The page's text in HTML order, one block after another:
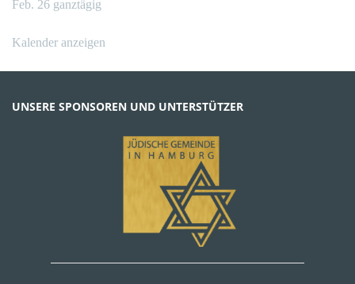
Feb. 26 ganztägig
Kalender anzeigen
UNSERE SPONSOREN UND UNTERSTÜTZER